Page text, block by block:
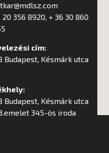
20 356 8920, + 36 30 860
cím:
Budapest, Késmárk utca
Budapest, Késmárk utca
345-ös iroda